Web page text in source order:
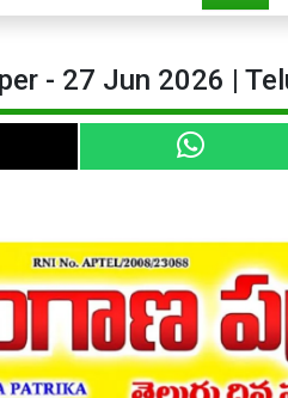
- 27 Jun 2026 |